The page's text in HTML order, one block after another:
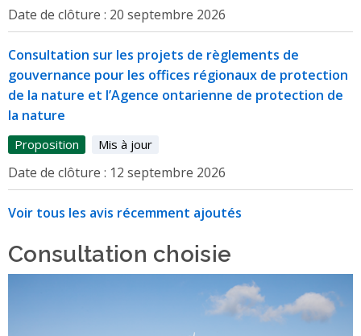
Date de clôture : 20 septembre 2026
Consultation sur les projets de règlements de
gouvernance pour les offices régionaux de protection
de la nature et l’Agence ontarienne de protection de
la nature
Proposition Mis à jour
Date de clôture : 12 septembre 2026
Voir tous les avis récemment ajoutés
Consultation choisie